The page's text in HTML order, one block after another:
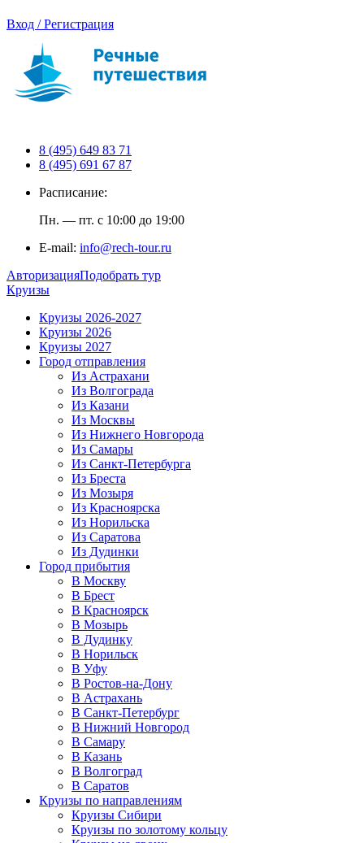
Вход / Регистрация
8 (495) 649 83 71
8 (495) 691 67 87
Расписание:
Пн. — пт. с 10:00 до 19:00
E-mail: info@rech-tour.ru
АвторизацияПодобрать тур
Круизы
Круизы 2026-2027
Круизы 2026
Круизы 2027
Город отправления
Из Астрахани
Из Волгограда
Из Казани
Из Москвы
Из Нижнего Новгорода
Из Самары
Из Санкт-Петербурга
Из Бреста
Из Мозыря
Из Красноярска
Из Норильска
Из Саратова
Из Дудинки
Город прибытия
В Москву
В Брест
В Красноярск
В Мозырь
В Дудинку
В Норильск
В Уфу
В Ростов-на-Дону
В Астрахань
В Санкт-Петербург
В Нижний Новгород
В Самару
В Казань
В Волгоград
В Саратов
Круизы по направлениям
Круизы Сибири
Круизы по золотому кольцу